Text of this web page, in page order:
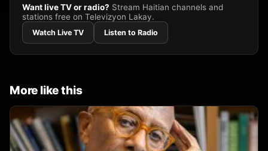
Want live TV or radio? Stream Haitian channels and
stations free on Televizyon Lakay.
Watch Live TV Listen to Radio
More like this